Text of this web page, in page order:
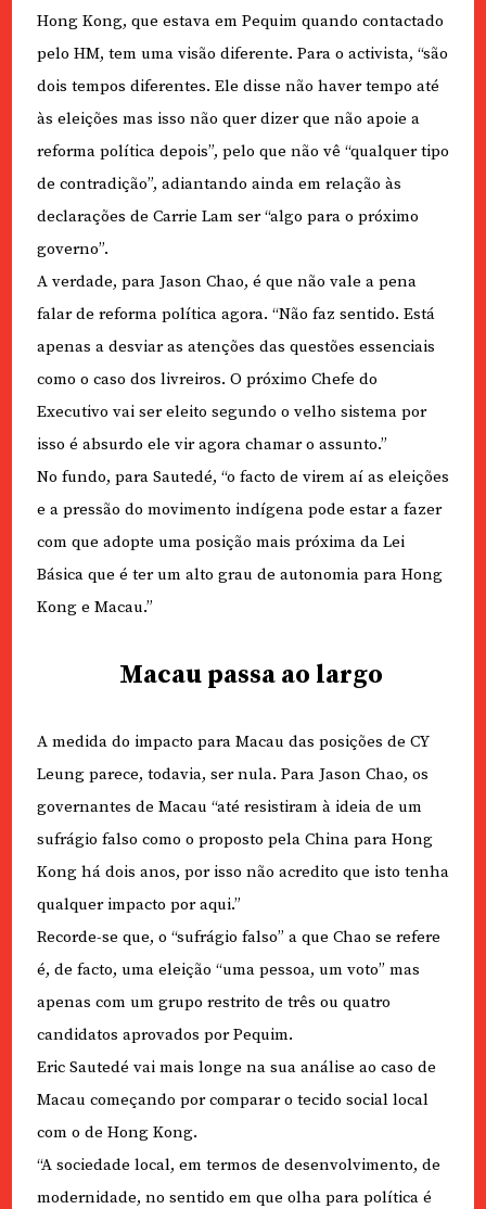
Hong Kong, que estava em Pequim quando contactado
pelo HM, tem uma visão diferente. Para o activista, “são
dois tempos diferentes. Ele disse não haver tempo até
às eleições mas isso não quer dizer que não apoie a
reforma política depois”, pelo que não vê “qualquer tipo
de contradição”, adiantando ainda em relação às
declarações de Carrie Lam ser “algo para o próximo
governo”.
A verdade, para Jason Chao, é que não vale a pena
falar de reforma política agora. “Não faz sentido. Está
apenas a desviar as atenções das questões essenciais
como o caso dos livreiros. O próximo Chefe do
Executivo vai ser eleito segundo o velho sistema por
isso é absurdo ele vir agora chamar o assunto.”
No fundo, para Sautedé, “o facto de virem aí as eleições
e a pressão do movimento indígena pode estar a fazer
com que adopte uma posição mais próxima da Lei
Básica que é ter um alto grau de autonomia para Hong
Kong e Macau.”
Macau passa ao largo
A medida do impacto para Macau das posições de CY
Leung parece, todavia, ser nula. Para Jason Chao, os
governantes de Macau “até resistiram à ideia de um
sufrágio falso como o proposto pela China para Hong
Kong há dois anos, por isso não acredito que isto tenha
qualquer impacto por aqui.”
Recorde-se que, o “sufrágio falso” a que Chao se refere
é, de facto, uma eleição “uma pessoa, um voto” mas
apenas com um grupo restrito de três ou quatro
candidatos aprovados por Pequim.
Eric Sautedé vai mais longe na sua análise ao caso de
Macau começando por comparar o tecido social local
com o de Hong Kong.
“A sociedade local, em termos de desenvolvimento, de
modernidade, no sentido em que olha para política é